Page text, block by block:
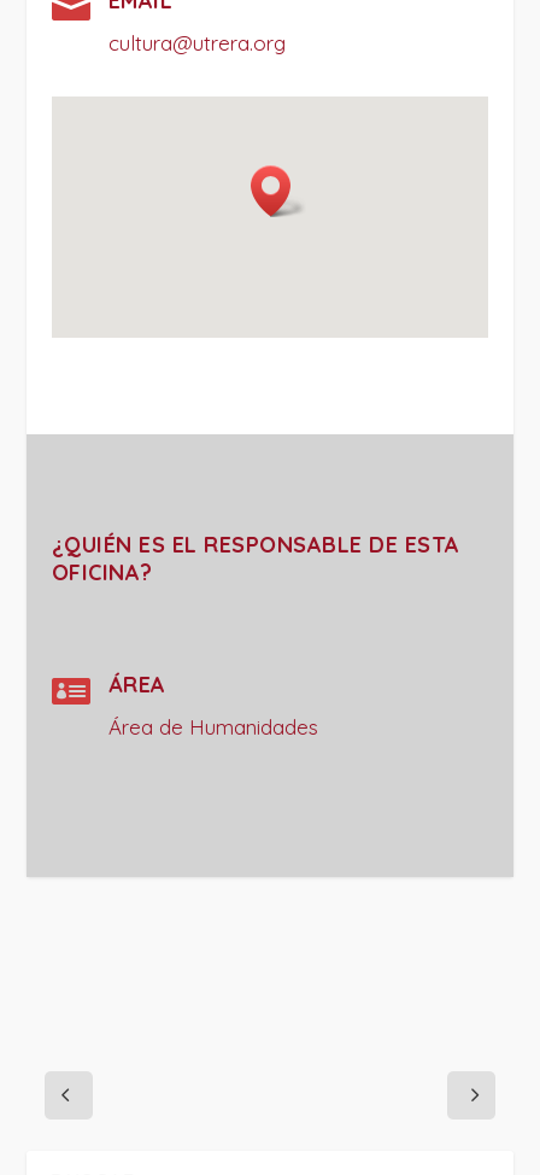
cultura@utrera.org
¿QUIÉN ES EL RESPONSABLE DE ESTA
OFICINA?
 ÁREA
Área de Humanidades